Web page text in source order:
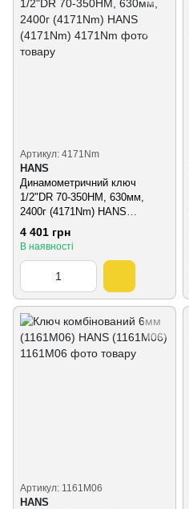
Артикул: 4171Nm
HANS
Динамометричний ключ
1/2"DR 70-350HM, 630мм,
2400г (4171Nm) HANS
(4171Nm)
4 401 грн
В наявності
Артикул: 1161М06
HANS